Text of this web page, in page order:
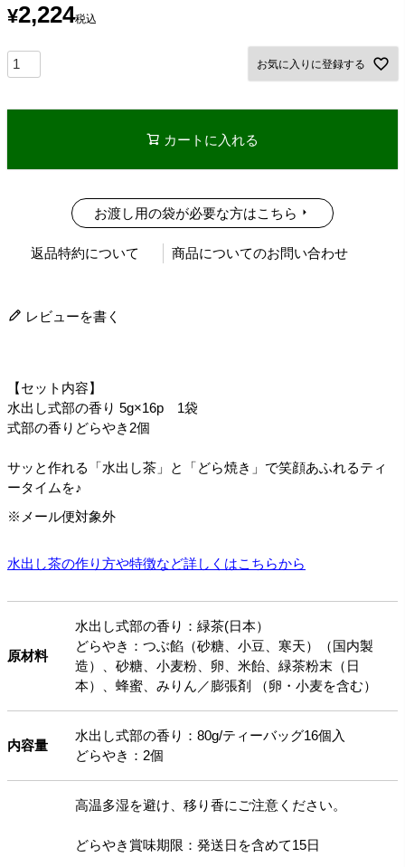
¥2,224税込
お気に入りに登録する
カートに入れる
お渡し用の袋が必要な方はこちら
返品特約について 商品についてのお問い合わせ
レビューを書く
【セット内容】
水出し式部の香り 5g×16p 1袋
式部の香りどらやき2個
サッと作れる「水出し茶」と「どら焼き」で笑顔あふれるティ
ータイムを♪
※メール便対象外
水出し茶の作り方や特徴など詳しくはこちらから
原材料
水出し式部の香り：緑茶(日本）
どらやき：つぶ餡（砂糖、小豆、寒天）（国内製
造）、砂糖、小麦粉、卵、米飴、緑茶粉末（日
本）、蜂蜜、みりん／膨張剤 （卵・小麦を含む）
内容量
水出し式部の香り：80g/ティーバッグ16個入
どらやき：2個
高温多湿を避け、移り香にご注意ください。
どらやき賞味期限：発送日を含めて15日